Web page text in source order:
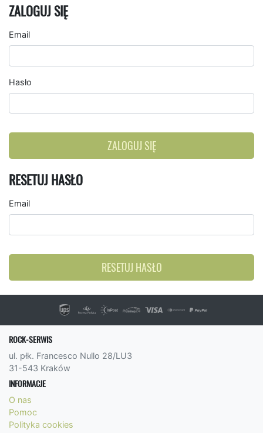
ZALOGUJ SIĘ
Email
Hasło
ZALOGUJ SIĘ
RESETUJ HASŁO
Email
RESETUJ HASŁO
ROCK-SERWIS
ul. płk. Francesco Nullo 28/LU3
31-543 Kraków
INFORMACJE
O nas
Pomoc
Polityka cookies